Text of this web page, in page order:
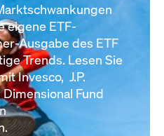
eigene ETF-
Ausgabe des ETF
Trends. Lesen Sie
Invesco, J.P.
Fund